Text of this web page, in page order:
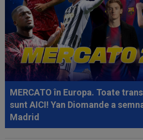
08:27
S-a încheiat ”telenovela”
Alvarez
08:26
Vinicius Junior, mesaj pentru
și Jose Mourinho, după ce a...
08:19
Primul jucător OUT de la CFR
Tromso
08:13
După ce au refuzat să cânte
fugit din ţară, "trădătoarele"...
MERCATO în Europa. Toate
sunt AICI! Yan Diomande a
Madrid